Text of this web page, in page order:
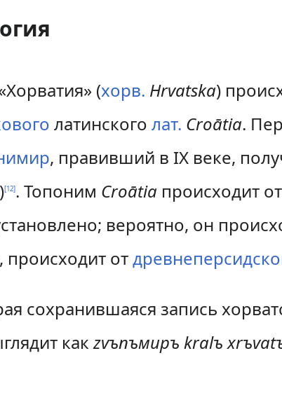
(хорв. Hrvatska)
латинскоголат. Croātia.
, правивший в IX веке,
[12]. Топоним Croātia происходит
вероятно, он
от
сохранившаяся запись
какzvъnъмиръ kralъ